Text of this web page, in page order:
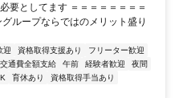
要としてます ＝＝＝＝＝＝＝＝
ループならではのメリット盛り
迎 資格取得支援あり
フリーター歓迎
交通費全額支給 午前 経験者歓迎
夜間
育休あり
資格取得手当あり